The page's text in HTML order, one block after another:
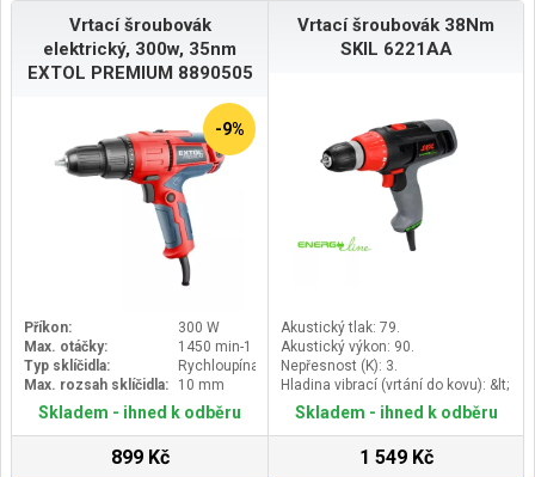
Vrtací šroubovák
elektrický, 300w, 35nm
EXTOL PREMIUM 8890505
-9%
Příkon:
300 W
Max. otáčky:
1450 min-1
Typ sklíčidla:
Rychloupínací
Max. rozsah sklíčidla:
10 mm
Skladem - ihned k odběru
899 Kč
Vrtací šroubovák 38Nm
SKIL 6221AA
Akustický tlak: 79.
Akustický výkon: 90.
Nepřesnost (K): 3.
Hladina vibrací (vrtání do kovu): &lt;
2,5.Skladem - ihned k odběru
1 549 Kč